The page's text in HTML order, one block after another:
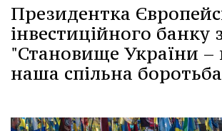
Президентка
інвестиційного банку
"Становище України –
наша спільна